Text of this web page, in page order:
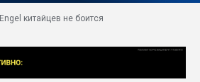
бутылок
Материал поверхности
Engel китайцев не боится